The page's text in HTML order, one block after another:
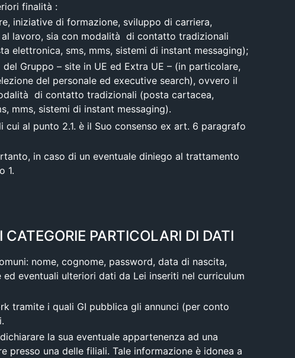
finalità :
iniziative di formazione, sviluppo di carriera,
lavoro, sia con modalità di contatto tradizionali
sms, mms, sistemi di instant messaging);
Gruppo – site in UE ed Extra UE – (in particolare,
del personale ed executive search), ovvero il
di contatto tradizionali (posta cartacea,
mms, sistemi di instant messaging).
al punto 2.1. è il Suo consenso ex art. 6 paragrafo
in caso di un eventuale diniego al trattamento
1.
PARTICOLARI DI DATI
nome, cognome, password, data di nascita,
eventuali ulteriori dati da Lei inseriti nel curriculum
tramite i quali GI pubblica gli annunci (per conto
la sua eventuale appartenenza ad una
una delle filiali. Tale informazione è idonea a